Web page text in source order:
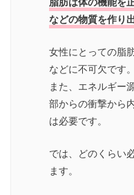
などの物質を作り
女性にとっての脂
などに不可欠です。
また、エネルギー
部からの衝撃から
は必要です。
では、どのくらい
ます。